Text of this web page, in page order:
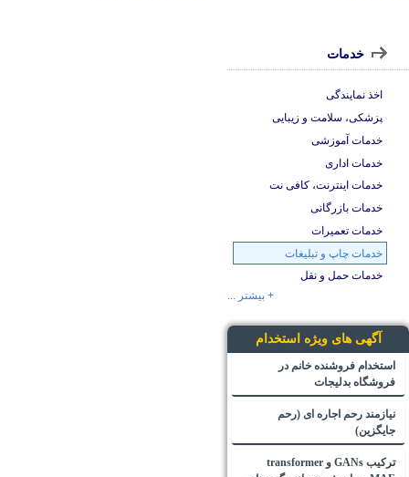
خدمات
اخذ نمایندگی
پزشکی، سلامت و زیبایی
خدمات آموزشی
خدمات اداری
خدمات اینترنت، کافی نت
خدمات بازرگانی
خدمات تعمیرات
خدمات چاپ و تبلیغات
خدمات حمل و نقل
+ بیشتر ...
آگهی های ویژه استخدام
استخدام فروشنده خانم در
فروشگاه بدلیجات
نیازمند رحم اجاره ای (رحم
جایگزین)
ترکیب GANs و transformer
_MAE برای شبیه سازی گره های